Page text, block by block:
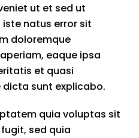
ut et sed ut
natus error sit
doloremque
eaque ipsa
et quasi
sunt explicabo.
quia voluptas sit
sed quia